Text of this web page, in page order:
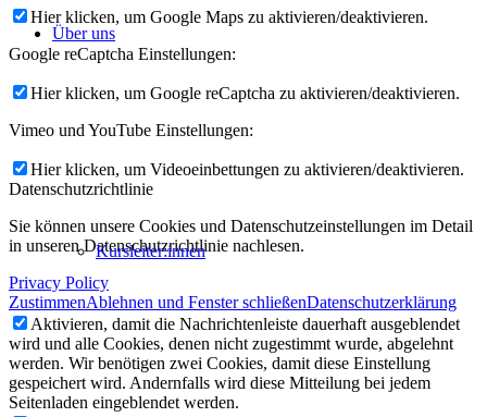
Über uns
Kursleiter:innen
Hier klicken, um Google Maps zu aktivieren/deaktivieren.
Google reCaptcha Einstellungen:
Hier klicken, um Google reCaptcha zu aktivieren/deaktivieren.
Vimeo und YouTube Einstellungen:
Hier klicken, um Videoeinbettungen zu aktivieren/deaktivieren.
Datenschutzrichtlinie
Sie können unsere Cookies und Datenschutzeinstellungen im Detail
in unseren Datenschutzrichtlinie nachlesen.
Privacy Policy
ZustimmenAblehnen und Fenster schließenDatenschutzerklärung
Aktivieren, damit die Nachrichtenleiste dauerhaft ausgeblendet
wird und alle Cookies, denen nicht zugestimmt wurde, abgelehnt
werden. Wir benötigen zwei Cookies, damit diese Einstellung
gespeichert wird. Andernfalls wird diese Mitteilung bei jedem
Seitenladen eingeblendet werden.